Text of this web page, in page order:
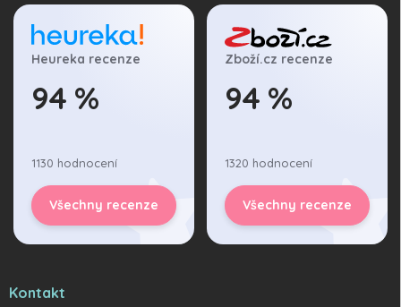
Heureka recenze
94 %
1130 hodnocení
Všechny recenze
Zboží.cz recenze
94 %
1320 hodnocení
Všechny recenze
Kontakt